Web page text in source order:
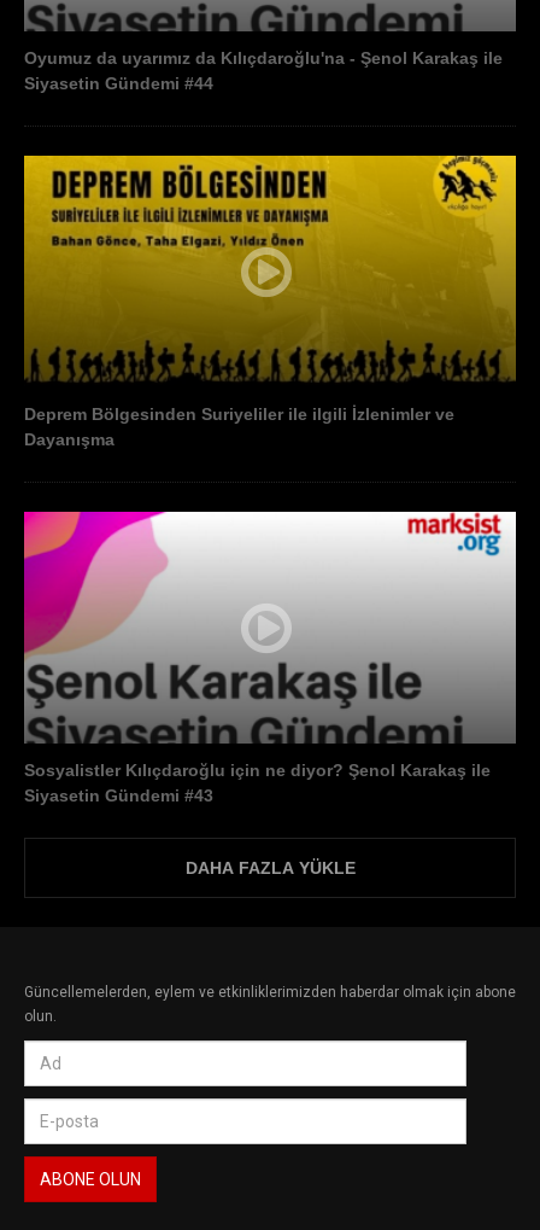
Oyumuz da uyarımız da Kılıçdaroğlu'na - Şenol Karakaş ile
Siyasetin Gündemi #44
Deprem Bölgesinden Suriyeliler ile ilgili İzlenimler ve
Dayanışma
Sosyalistler Kılıçdaroğlu için ne diyor? Şenol Karakaş ile
Siyasetin Gündemi #43
DAHA FAZLA YÜKLE
Güncellemelerden, eylem ve etkinliklerimizden haberdar olmak için abone
olun.